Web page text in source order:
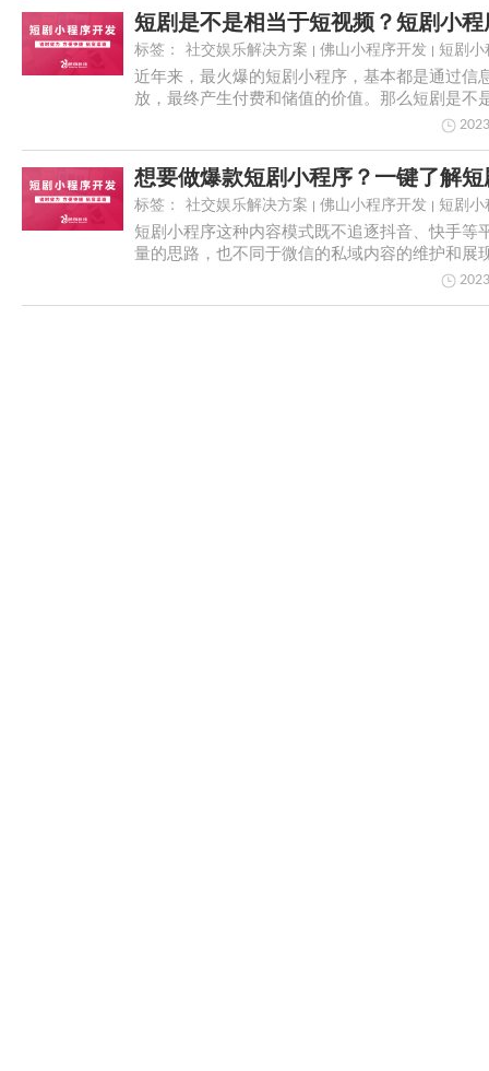
标签： 社交娱乐解决方案 佛山小程序开发
短剧小
近年来，最火爆的短剧小程序，基本都是通过信
放，最终产生付费和储值的价值。那么短剧是不
标签： 社交娱乐解决方案 佛山小程序开发
短剧小
短剧小程序这种内容模式既不追逐抖音、快手等
量的思路，也不同于微信的私域内容的维护和展